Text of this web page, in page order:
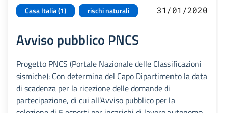
Casa Italia (1) rischi naturali 31/01/2020
Avviso pubblico PNCS
Progetto PNCS (Portale Nazionale delle Classificazioni
sismiche): Con determina del Capo Dipartimento la data
di scadenza per la ricezione delle domande di
partecipazione, di cui all’Avviso pubblico per la